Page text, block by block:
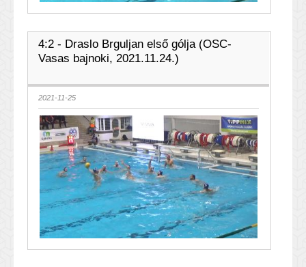
4:2 - Draslo Brguljan első gólja (OSC-
Vasas bajnoki, 2021.11.24.)
2021-11-25